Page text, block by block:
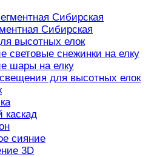
Сибирская
Сибирская
высотных елок
световые снежинки на елку
шары на елку
для высотных елок
каскад
сияние
3D